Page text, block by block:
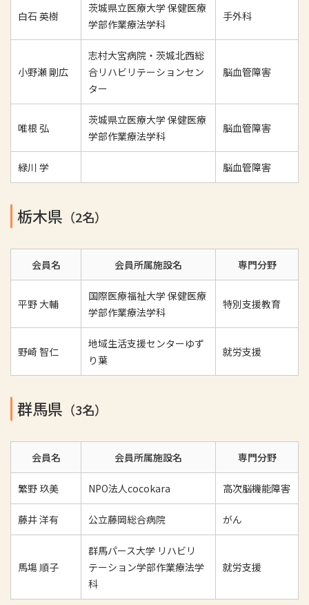
白石 英樹
茨城県立医療大学 保健医療
学部作業療法学科
手外科
小野瀬 剛広
志村大宮病院・茨城北西総
合リハビリテーションセン
ター
脳血管障害
唯根 弘
茨城県立医療大学 保健医療
学部作業療法学科
脳血管障害
緑川 学 脳血管障害
栃木県 （2名）
会員名 会員所属施設名 専門分野
平野 大輔
国際医療福祉大学 保健医療
学部作業療法学科
特別支援教育
野崎 智仁
地域生活支援センターゆず
り葉
就労支援
群馬県 （3名）
会員名 会員所属施設名 専門分野
繁野 玖美 NPO法人cocokara 高次脳機能障害
藤井 洋有 公立藤岡総合病院 がん
馬塲 順子
群馬パース大学 リハビリ
テーション学部作業療法学
科
就労支援